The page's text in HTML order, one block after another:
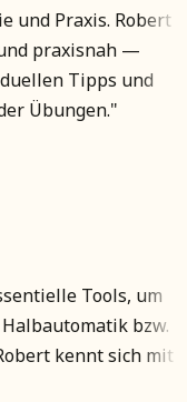
und Praxis. Robert
praxisnah —
Tipps und
Übungen."
Tools, um
bzw.
kennt sich mit